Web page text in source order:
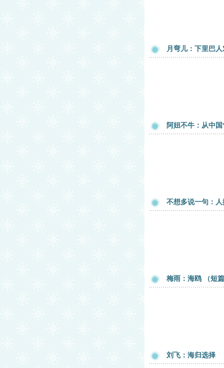
月弯儿：下里巴
阿妞不牛：从中
不想多说一句：
梅雨：海鸥 （短
刘飞：海归选择